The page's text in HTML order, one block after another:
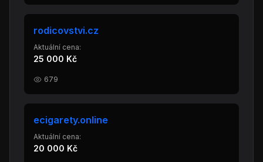
rodicovstvi.cz
Aktuální cena:
25 000 Kč
679
ecigarety.online
Aktuální cena:
20 000 Kč